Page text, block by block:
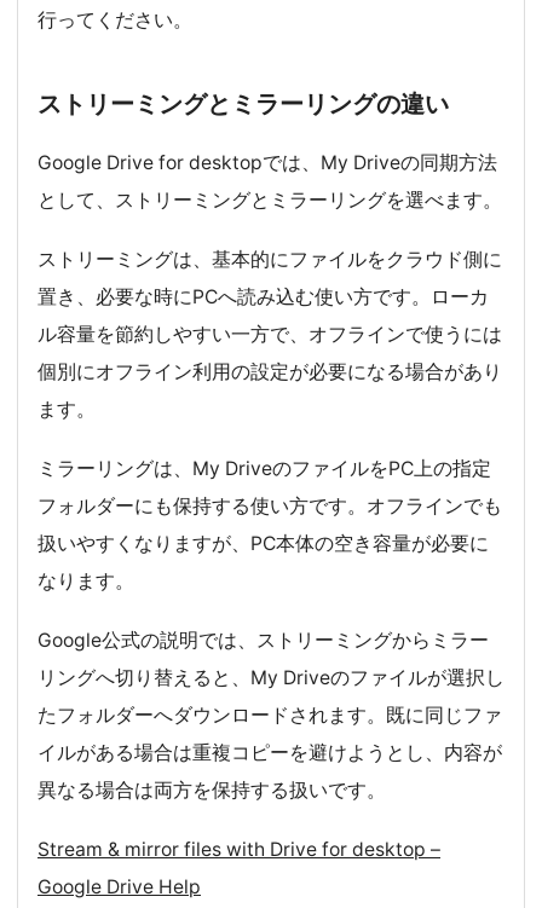
行ってください。
ストリーミングとミラーリングの違い
Google Drive for desktopでは、My Driveの同期方法
として、ストリーミングとミラーリングを選べます。
ストリーミングは、基本的にファイルをクラウド側に
置き、必要な時にPCへ読み込む使い方です。ローカ
ル容量を節約しやすい一方で、オフラインで使うには
個別にオフライン利用の設定が必要になる場合があり
ます。
ミラーリングは、My DriveのファイルをPC上の指定
フォルダーにも保持する使い方です。オフラインでも
扱いやすくなりますが、PC本体の空き容量が必要に
なります。
Google公式の説明では、ストリーミングからミラー
リングへ切り替えると、My Driveのファイルが選択し
たフォルダーへダウンロードされます。既に同じファ
イルがある場合は重複コピーを避けようとし、内容が
異なる場合は両方を保持する扱いです。
Stream & mirror files with Drive for desktop –
Google Drive Help